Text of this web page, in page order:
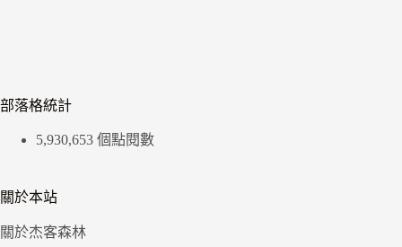
部落格統計
5,930,653 個點閱數
關於本站
關於杰客森林